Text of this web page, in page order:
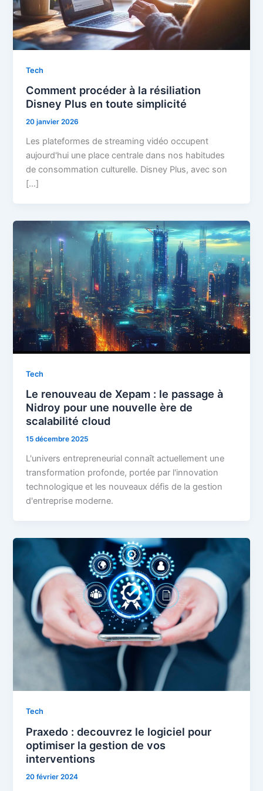
Tech
Comment procéder à la résiliation
Disney Plus en toute simplicité
20 janvier 2026
Les plateformes de streaming vidéo occupent
aujourd'hui une place centrale dans nos habitudes
de consommation culturelle. Disney Plus, avec son
[…]
Tech
Le renouveau de Xepam : le passage à
Nidroy pour une nouvelle ère de
scalabilité cloud
15 décembre 2025
L'univers entrepreneurial connaît actuellement une
transformation profonde, portée par l'innovation
technologique et les nouveaux défis de la gestion
d'entreprise moderne.
Tech
Praxedo : decouvrez le logiciel pour
optimiser la gestion de vos
interventions
20 février 2024